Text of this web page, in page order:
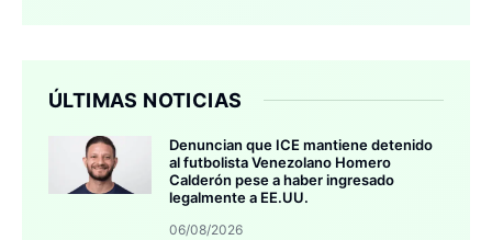
ÚLTIMAS NOTICIAS
Denuncian que ICE mantiene detenido
al futbolista Venezolano Homero
Calderón pese a haber ingresado
legalmente a EE.UU.
06/08/2026